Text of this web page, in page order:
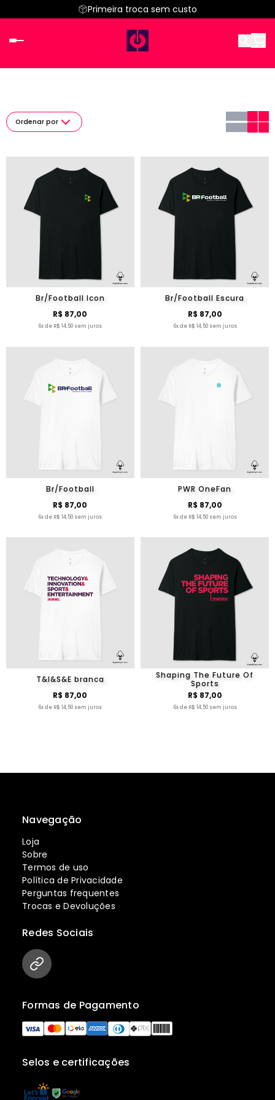
Primeira troca sem custo
Ordenar por
Br/Football Icon
R$ 87,00
6x de R$ 14,50 sem juros
Br/Football Escura
R$ 87,00
6x de R$ 14,50 sem juros
Br/Football
R$ 87,00
6x de R$ 14,50 sem juros
PWR OneFan
R$ 87,00
6x de R$ 14,50 sem juros
T&I&S&E branca
R$ 87,00
6x de R$ 14,50 sem juros
Shaping The Future Of
Sports
R$ 87,00
6x de R$ 14,50 sem juros
Navegação
Loja
Sobre
Termos de uso
Política de Privacidade
Perguntas frequentes
Trocas e Devoluções
Selos e certificações
Formas de Pagamento
Redes Sociais